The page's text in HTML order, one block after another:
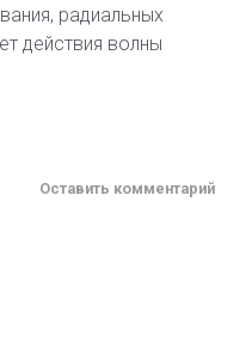
радиальных
действия волны
Оставить комментарий